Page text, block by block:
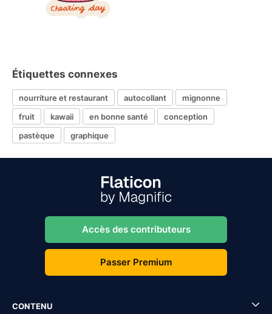
Étiquettes connexes
nourriture et restaurant autocollant
mignonne
fruit
kawaii en bonne santé
conception
pastèque
graphique
Accès des contributeurs
Passer Premium
CONTENU